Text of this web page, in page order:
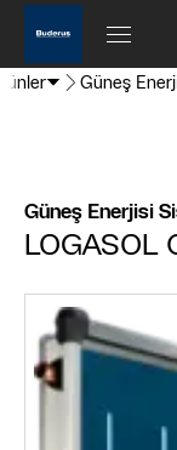
Güneş
Güneş Enerjisi
LOGASOL